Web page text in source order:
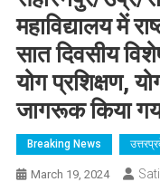
महाविद्यालय में
सात दिवसीय
योग प्रशिक्षण,
जागरूक किया
Breaking News
March 19, 2024